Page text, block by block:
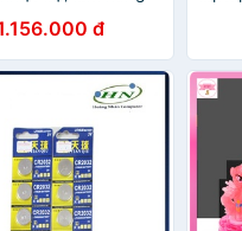
GIẬT)
đ
cho